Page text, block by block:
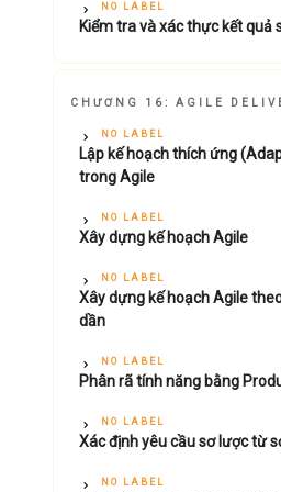
NO LABEL
Kiểm tra và xác thực kết quả
CHƯƠNG 16: AGILE
NO LABEL
Lập kế hoạch thích ứng
trong Agile
NO LABEL
Xây dựng kế hoạch Agile
NO LABEL
Xây dựng kế hoạch Agile
dần
NO LABEL
Phân rã tính năng bằng
NO LABEL
Xác định yêu cầu sơ lược từ
NO LABEL